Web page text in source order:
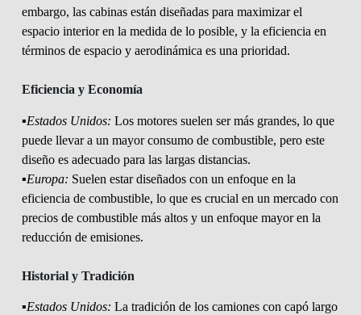
embargo, las cabinas están diseñadas para maximizar el
espacio interior en la medida de lo posible, y la eficiencia en
términos de espacio y aerodinámica es una prioridad.
Eficiencia y Economía
▪️Estados Unidos: Los motores suelen ser más grandes, lo que
puede llevar a un mayor consumo de combustible, pero este
diseño es adecuado para las largas distancias.
▪️Europa: Suelen estar diseñados con un enfoque en la
eficiencia de combustible, lo que es crucial en un mercado con
precios de combustible más altos y un enfoque mayor en la
reducción de emisiones.
Historial y Tradición
▪️Estados Unidos: La tradición de los camiones con capó largo